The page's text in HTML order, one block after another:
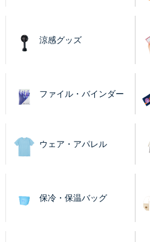
涼感グッズ
ファイル・バインダー
ウェア・アパレル
保冷・保温バッグ